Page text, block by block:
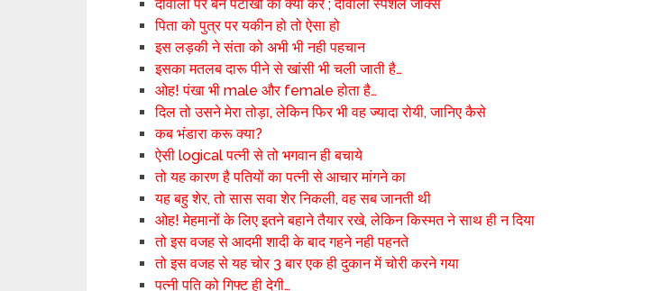
दीवाली पर बैन पटाखों का क्या करे ; दीवाली स्पेशल जोक्स
पिता को पुत्र पर यकीन हो तो ऐसा हो
इस लड़की ने संता को अभी भी नही पहचान
इसका मतलब दारू पीने से खांसी भी चली जाती है…
ओह! पंखा भी male और female होता है…
दिल तो उसने मेरा तोड़ा, लेकिन फिर भी वह ज्यादा रोयी, जानिए कैसे
कब भंडारा करू क्या?
ऐसी logical पत्नी से तो भगवान ही बचाये
तो यह कारण है पतियों का पत्नी से आचार मांगने का
यह बहु शेर, तो सास सवा शेर निकली, वह सब जानती थी
ओह! मेहमानों के लिए इतने बहाने तैयार रखे, लेकिन किस्मत ने साथ ही न दिया
तो इस वजह से आदमी शादी के बाद गहने नही पहनते
तो इस वजह से यह चोर 3 बार एक ही दुकान में चोरी करने गया
पत्नी पति को गिफ्ट ही देगी…